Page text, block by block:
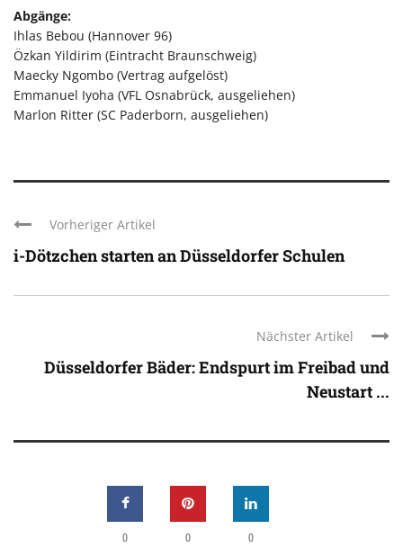
Abgänge:
Ihlas Bebou (Hannover 96)
Özkan Yildirim (Eintracht Braunschweig)
Maecky Ngombo (Vertrag aufgelöst)
Emmanuel Iyoha (VFL Osnabrück, ausgeliehen)
Marlon Ritter (SC Paderborn, ausgeliehen)
Vorheriger Artikel
i-Dötzchen starten an Düsseldorfer Schulen
Nächster Artikel
Düsseldorfer Bäder: Endspurt im Freibad und
Neustart ...
0 0 0